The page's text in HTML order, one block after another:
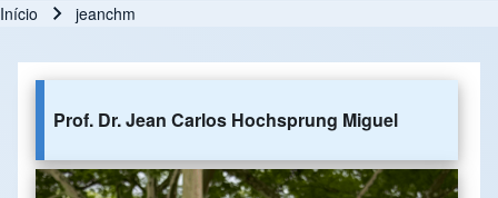
Início jeanchm
Prof. Dr. Jean Carlos Hochsprung Miguel